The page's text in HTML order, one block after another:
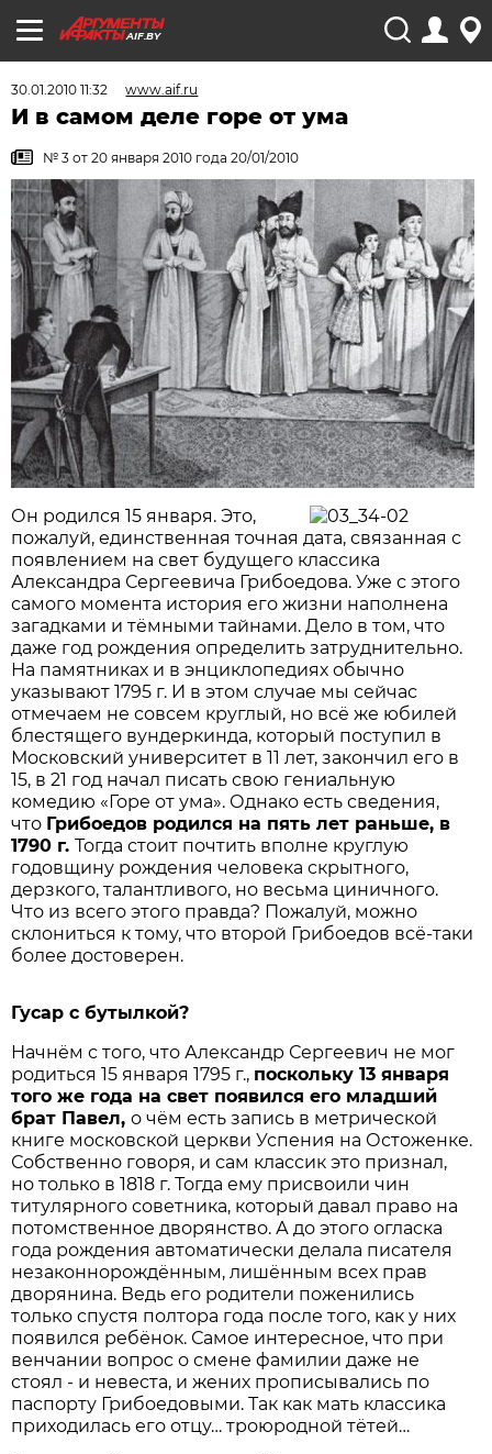
AIF.BY
30.01.2010 11:32 www.aif.ru
И в самом деле горе от ума
№ 3 от 20 января 2010 года 20/01/2010
Он родился 15 января. Это,
пожалуй, единственная точная дата, связанная с
появлением на свет будущего классика
Александра Сергеевича Грибоедова. Уже с этого
самого момента история его жизни наполнена
загадками и тёмными тайнами. Дело в том, что
даже год рождения определить затруднительно.
На памятниках и в энциклопедиях обычно
указывают 1795 г. И в этом случае мы сейчас
отмечаем не совсем круглый, но всё же юбилей
блестящего вундеркинда, который поступил в
Московский университет в 11 лет, закончил его в
15, в 21 год начал писать свою гениальную
комедию «Горе от ума». Однако есть сведения,
что Грибоедов родился на пять лет раньше, в
1790 г.Тогда стоит почтить вполне круглую
годовщину рождения человека скрытного,
дерзкого, талантливого, но весьма циничного.
Что из всего этого правда? Пожалуй, можно
склониться к тому, что второй Грибоедов всё-таки
более достоверен.
Гусар с бутылкой?
Начнём с того, что Александр Сергеевич не мог
родиться 15 января 1795 г., поскольку 13 января
того же года на свет появился его младший
брат Павел,о чём есть запись в метрической
книге московской церкви Успения на Остоженке.
Собственно говоря, и сам классик это признал,
но только в 1818 г. Тогда ему присвоили чин
титулярного советника, который давал право на
потомственное дворянство. А до этого огласка
года рождения автоматически делала писателя
незаконнорождённым, лишённым всех прав
дворянина. Ведь его родители поженились
только спустя полтора года после того, как у них
появился ребёнок. Самое интересное, что при
венчании вопрос о смене фамилии даже не
стоял - и невеста, и жених прописывались по
паспорту Грибоедовыми. Так как мать классика
приходилась его отцу… троюродной тётей…